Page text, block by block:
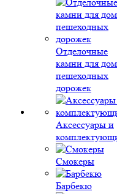
Отделочные
камни для
пешеходных
дорожек
Аксессуары и
Смокеры
Барбекю